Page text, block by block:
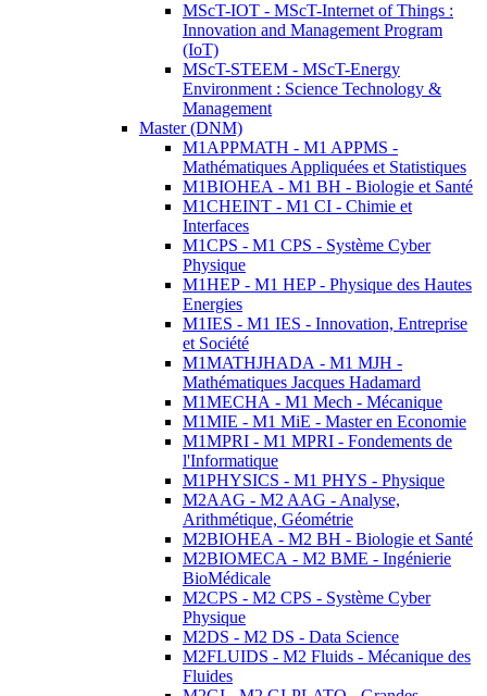
MScT-IOT - MScT-Internet of Things :
Innovation and Management Program
(IoT)
MScT-STEEM - MScT-Energy
Environment : Science Technology &
Management
Master (DNM)
M1APPMATH - M1 APPMS -
Mathématiques Appliquées et Statistiques
M1BIOHEA - M1 BH - Biologie et Santé
M1CHEINT - M1 CI - Chimie et
Interfaces
M1CPS - M1 CPS - Système Cyber
Physique
M1HEP - M1 HEP - Physique des Hautes
Energies
M1IES - M1 IES - Innovation, Entreprise
et Société
M1MATHJHADA - M1 MJH -
Mathématiques Jacques Hadamard
M1MECHA - M1 Mech - Mécanique
M1MIE - M1 MiE - Master en Economie
M1MPRI - M1 MPRI - Fondements de
l'Informatique
M1PHYSICS - M1 PHYS - Physique
M2AAG - M2 AAG - Analyse,
Arithmétique, Géométrie
M2BIOHEA - M2 BH - Biologie et Santé
M2BIOMECA - M2 BME - Ingénierie
BioMédicale
M2CPS - M2 CPS - Système Cyber
Physique
M2DS - M2 DS - Data Science
M2FLUIDS - M2 Fluids - Mécanique des
Fluides